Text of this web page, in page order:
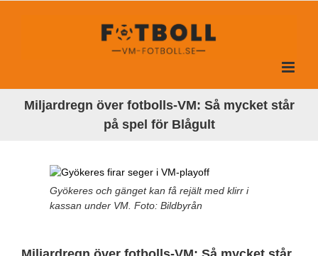
Miljardregn över fotbolls-VM: Så mycket står
på spel för Blågult
Gyökeres och gänget kan få rejält med klirr i
kassan under VM. Foto: Bildbyrån